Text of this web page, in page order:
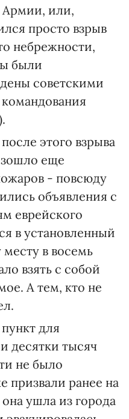
Армии, или,
просто взрыв
небрежности,
были
советскими
этого взрыва
еще
- повсюду
объявления с
еврейского
в установленный
в восемь
взять с собой
А тем, кто не
для
десятки тысяч
не было
призвали ранее на
ушла из города